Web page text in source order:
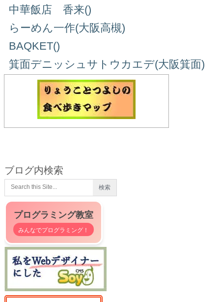
中華飯店 香来()
らーめん一作(大阪高槻)
BAQKET()
箕面デニッシュサトウカエデ(大阪箕面)
ブログ内検索
プログラミング教室
みんなでプログラミング！